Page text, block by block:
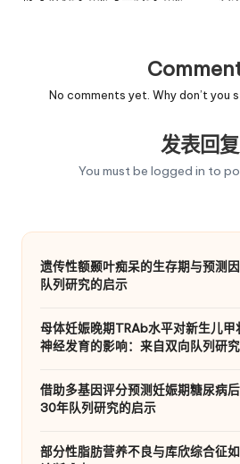
No comments yet. Why don’t you
发表回复
You must be logged in to
遗传性额颞叶痴呆的生存期与预测
队列研究的启示
母体妊娠晚期TRAb水平对新生儿甲
神经发育的影响：来自双向队列研
借助多基因评分预测妊娠期糖尿病
30年队列研究的启示
部分性脂肪营养不良与库欣综合征